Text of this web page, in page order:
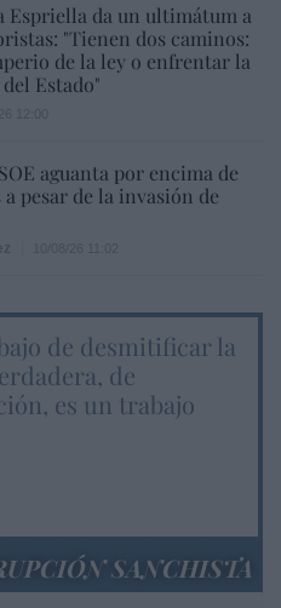
Espriella da un ultimátum a
"Tienen dos caminos:
de la ley o enfrentar la
Estado"
aguanta por encima de
a pesar de la invasión de
de desmitificar la
de
es un trabajo
SANCHISTA